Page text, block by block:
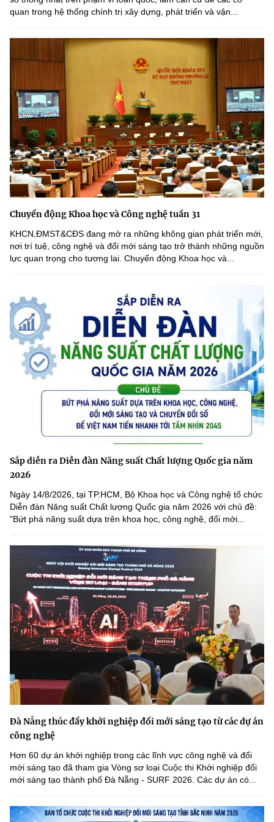
quan trong hệ thống chính trị xây dựng, phát triển và vận...
Chuyển động Khoa học và Công nghệ tuần 31
KHCN,ĐMST&CĐS đang mở ra những không gian phát triển mới,
nơi trí tuệ, công nghệ và đổi mới sáng tạo trở thành những nguồn
lực quan trọng cho tương lai. Chuyển động Khoa học và...
Sắp diễn ra Diễn đàn Năng suất Chất lượng Quốc gia năm
2026
Ngày 14/8/2026, tại TP.HCM, Bộ Khoa học và Công nghệ tổ chức
Diễn đàn Năng suất Chất lượng Quốc gia năm 2026 với chủ đề:
"Bứt phá năng suất dựa trên khoa học, công nghệ, đổi mới...
Đà Nẵng thúc đẩy khởi nghiệp đổi mới sáng tạo từ các dự án
công nghệ
Hơn 60 dự án khởi nghiệp trong các lĩnh vực công nghệ và đổi
mới sáng tạo đã tham gia Vòng sơ loại Cuộc thi Khởi nghiệp đổi
mới sáng tạo thành phố Đà Nẵng - SURF 2026. Các dự án có...